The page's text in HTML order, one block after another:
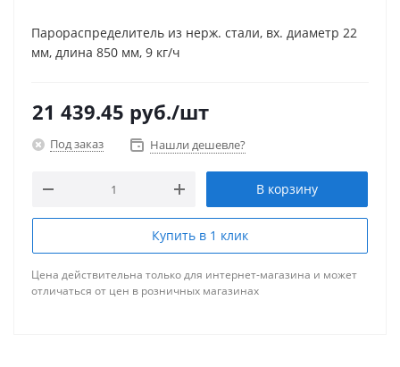
Парораспределитель из нерж. стали, вх. диаметр 22
мм, длина 850 мм, 9 кг/ч
21 439.45 руб./шт
Под заказ Нашли дешевле?
В корзину
Купить в 1 клик
Цена действительна только для интернет-магазина и может
отличаться от цен в розничных магазинах